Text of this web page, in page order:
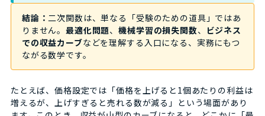
結論： 二次関数は、単なる「受験のための道具」ではあ
りません。最適化問題、機械学習の損失関数、
ビジネス
での収益カーブなどを理解する入口になる、実務にもつ
ながる数学です。
たとえば、価格設定では「価格を上げると1個あたりの利益は
増えるが、上げすぎると売れる数が減る」という場面があり